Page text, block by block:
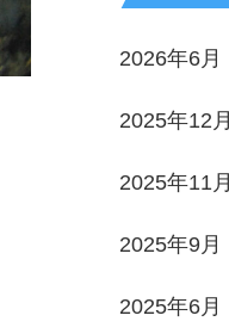
2026年6月
2025年12月
2025年11月
2025年9月
2025年6月